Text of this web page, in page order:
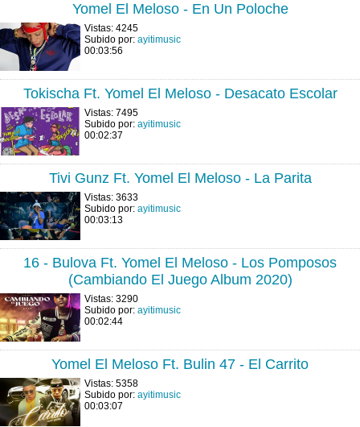
Yomel El Meloso - En Un Poloche
Vistas: 4245
Subido por: ayitimusic
00:03:56
Tokischa Ft. Yomel El Meloso - Desacato Escolar
Vistas: 7495
Subido por: ayitimusic
00:02:37
Tivi Gunz Ft. Yomel El Meloso - La Parita
Vistas: 3633
Subido por: ayitimusic
00:03:13
16 - Bulova Ft. Yomel El Meloso - Los Pomposos
(Cambiando El Juego Album 2020)
Vistas: 3290
Subido por: ayitimusic
00:02:44
Yomel El Meloso Ft. Bulin 47 - El Carrito
Vistas: 5358
Subido por: ayitimusic
00:03:07